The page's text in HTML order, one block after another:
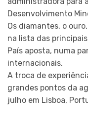
Desenvolvimento
Os diamantes, o
na lista das
País aposta, numa
internacionais.
A troca de
grandes pontos da
julho em Lisboa,